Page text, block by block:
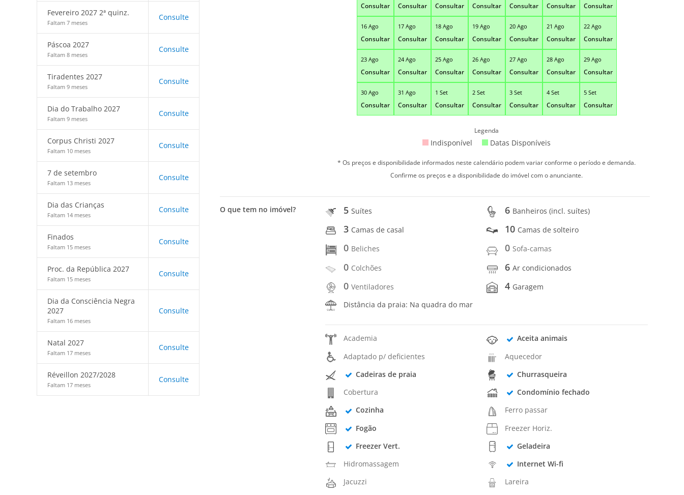
Fevereiro 2027 2ª quinz.
Faltam 7 meses
Consulte
Páscoa 2027
Faltam 8 meses
Consulte
Tiradentes 2027
Faltam 9 meses
Consulte
Dia do Trabalho 2027
Faltam 9 meses
Consulte
Corpus Christi 2027
Faltam 10 meses
Consulte
7 de setembro
Faltam 13 meses
Consulte
Dia das Crianças
Faltam 14 meses
Consulte
Finados
Faltam 15 meses
Consulte
Proc. da República 2027
Faltam 15 meses
Consulte
Dia da Consciência Negra
2027
Faltam 16 meses
Consulte
Natal 2027
Faltam 17 meses
Consulte
Réveillon 2027/2028
Faltam 17 meses
Consulte
Consultar Consultar Consultar Consultar Consultar Consultar Consultar
16 Ago
Consultar
17 Ago
Consultar
18 Ago
Consultar
19 Ago
Consultar
20 Ago
Consultar
21 Ago
Consultar
22 Ago
Consultar
23 Ago
Consultar
24 Ago
Consultar
25 Ago
Consultar
26 Ago
Consultar
27 Ago
Consultar
28 Ago
Consultar
29 Ago
Consultar
30 Ago
Consultar
31 Ago
Consultar
1 Set
Consultar
2 Set
Consultar
3 Set
Consultar
4 Set
Consultar
5 Set
Consultar
Legenda
Indisponível Datas Disponíveis
* Os preços e disponibilidade informados neste calendário podem variar conforme o período e demanda.
Confirme os preços e a disponibilidade do imóvel com o anunciante.
O que tem no imóvel? 5Suítes 6 Banheiros (incl. suítes)
3 Camas de casal 10 Camas de solteiro
0 Beliches 0 Sofa-camas
0 Colchões 6Ar condicionados
0Ventiladores 4 Garagem
Distância da praia: Na quadra do mar
Academia
Aceita animais
Adaptado p/ deficientes
Aquecedor
Cadeiras de praia
Churrasqueira
Cobertura
Condomínio fechado
Cozinha
Ferro passar
Fogão
Freezer Horiz.
Freezer Vert.
Geladeira
Hidromassagem
Internet Wi-fi
Jacuzzi
Lareira